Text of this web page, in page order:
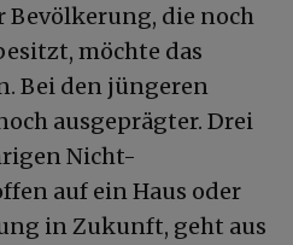
Bevölkerung, die noch
möchte das
Bei den jüngeren
ausgeprägter. Drei
Nicht-
auf ein Haus oder
in Zukunft, geht aus